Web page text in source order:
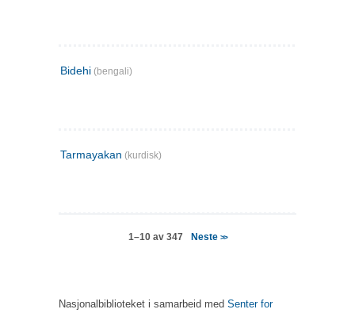
Bidehi (bengali)
Tarmayakan (kurdisk)
1–10 av 347 Neste >>
Nasjonalbiblioteket i samarbeid med Senter for